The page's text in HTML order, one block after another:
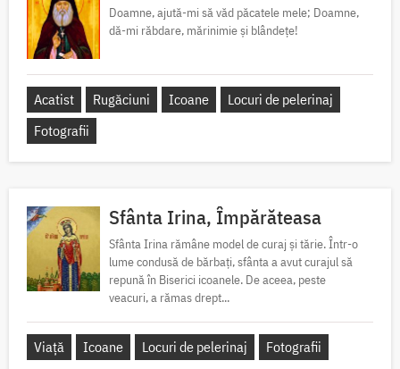
Doamne, ajută-mi să văd păcatele mele; Doamne,
dă-mi răbdare, mărinimie şi blândeţe!
Acatist Rugăciuni Icoane
Locuri de pelerinaj
Fotografii
Sfânta Irina, Împărăteasa
Sfânta Irina rămâne model de curaj și tărie. Într-o
lume condusă de bărbați, sfânta a avut curajul să
repună în Biserici icoanele. De aceea, peste
veacuri, a rămas drept...
Viață Icoane Locuri de pelerinaj Fotografii